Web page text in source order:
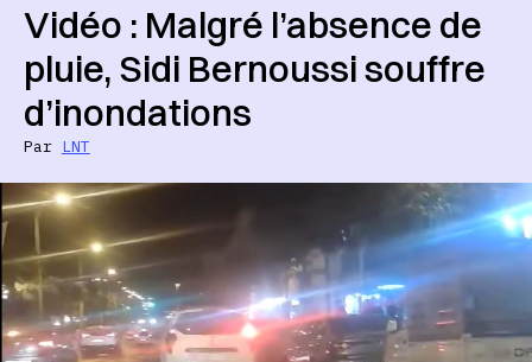
Vidéo : Malgré l’absence de
pluie, Sidi Bernoussi souffre
d’inondations
Par LNT